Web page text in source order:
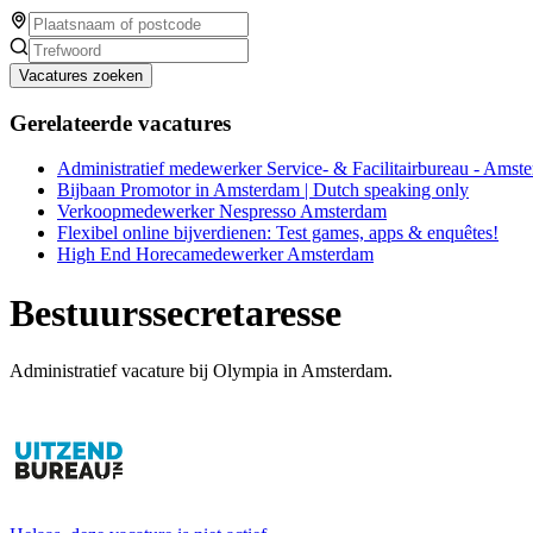
Vacatures zoeken
Gerelateerde vacatures
Administratief medewerker Service- & Facilitairbureau -
Bijbaan Promotor in Amsterdam | Dutch speaking only
Verkoopmedewerker Nespresso Amsterdam
Flexibel online bijverdienen: Test games, apps & enquêtes!
High End Horecamedewerker Amsterdam
Bestuurssecretaresse
Administratief vacature bij Olympia in Amsterdam.